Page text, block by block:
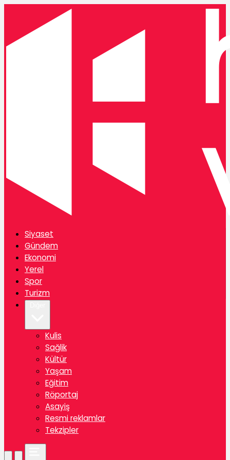
Siyaset
Gündem
Ekonomi
Yerel
Spor
Turizm
Kulis
Sağlik
Kültür
Yaşam
Eğitim
Röportaj
Asayiş
Resmi reklamlar
Tekzipler